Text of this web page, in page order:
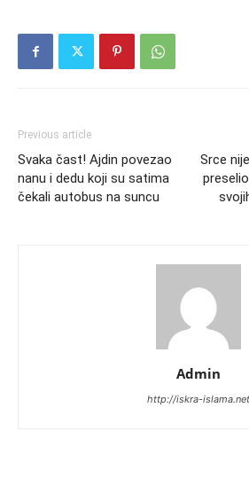
Previous article
Svaka čast! Ajdin povezao
nanu i dedu koji su satima
čekali autobus na suncu
Srce
Admin
http://iskra-islama.net